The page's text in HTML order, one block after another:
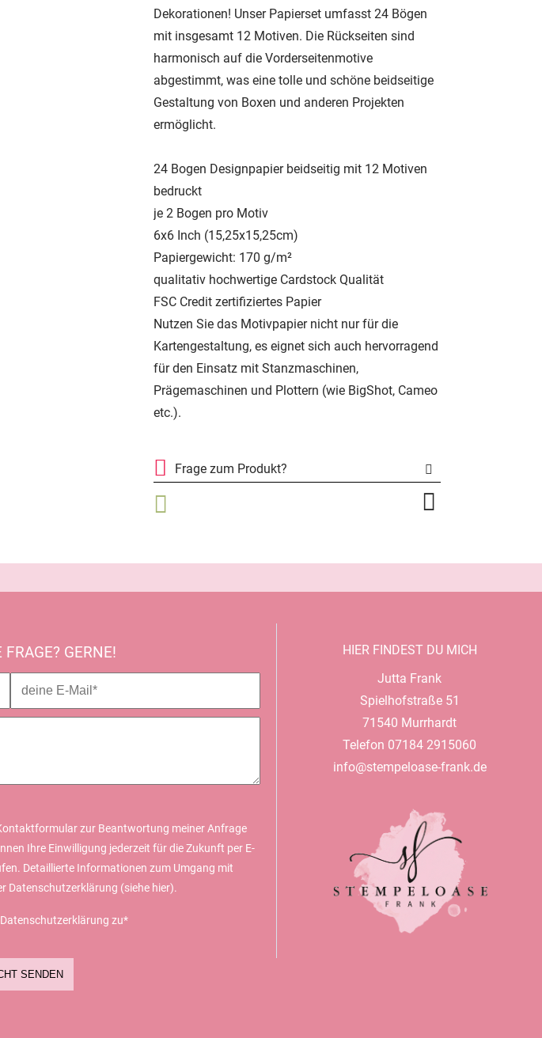
Dekorationen! Unser Papierset umfasst 24 Bögen
mit insgesamt 12 Motiven. Die Rückseiten sind
harmonisch auf die Vorderseitenmotive
abgestimmt, was eine tolle und schöne beidseitige
Gestaltung von Boxen und anderen Projekten
ermöglicht.
24 Bogen Designpapier beidseitig mit 12 Motiven
bedruckt
je 2 Bogen pro Motiv
6x6 Inch (15,25x15,25cm)
Papiergewicht: 170 g/m²
qualitativ hochwertige Cardstock Qualität
FSC Credit zertifiziertes Papier
Nutzen Sie das Motivpapier nicht nur für die
Kartengestaltung, es eignet sich auch hervorragend
für den Einsatz mit Stanzmaschinen,
Prägemaschinen und Plottern (wie BigShot, Cameo
etc.).
Frage zum Produkt?
GERNE!
zur Beantwortung meiner Anfrage
Ihre Einwilligung jederzeit für die Zukunft per E-
Detaillierte Informationen zum Umgang mit
Datenschutzerklärung (siehe hier).
zu*
SENDEN
HIER FINDEST DU MICH
Jutta Frank
Spielhofstraße 51
71540 Murrhardt
Telefon 07184 2915060
info@stempeloase-frank.de